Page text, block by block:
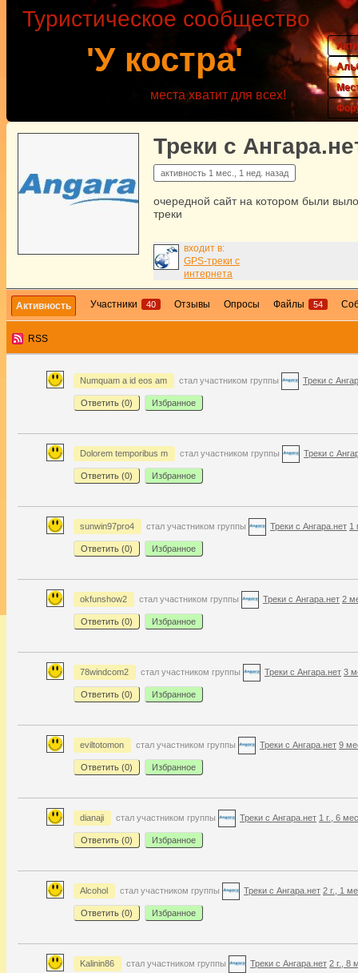
'У костра'
Туристическое сообщество
места хватит для всех!
Треки с
активность 1 мес., 1 нед. назад
очередной сайт на котором были
треки
входит в:
GPS-треки с
интернета
Активность Участники 40 Отзывы Опросы Файлы 54
RSS
Numquam a id eos am стал участником группы Треки с
Ответить (0) Избранное
Dolorem temporibus m стал участником группы Треки с
Ответить (0) Избранное
sunwin97pro4 стал участником группы Треки с Ангара.нет 1
Ответить (0) Избранное
okfunshow2 стал участником группы Треки с Ангара.нет 2
Ответить (0) Избранное
78windcom2 стал участником группы Треки с Ангара.нет 3
Ответить (0) Избранное
eviltotomon стал участником группы Треки с Ангара.нет 9
Ответить (0) Избранное
dianaji стал участником группы Треки с Ангара.нет 1 г., 6
Ответить (0) Избранное
Alcohol стал участником группы Треки с Ангара.нет 2 г., 1
Ответить (0) Избранное
Kalinin86 стал участником группы Треки с Ангара.нет 2 г., 8